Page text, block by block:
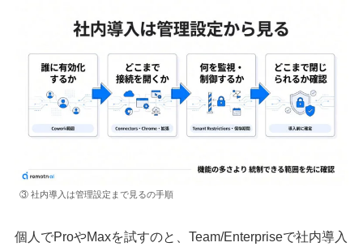
③ 社内導入は管理設定まで見るの手順
個人でProやMaxを試すのと、Team/Enterpriseで社内導入